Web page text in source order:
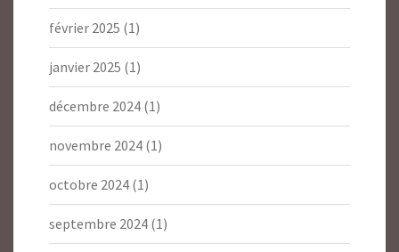
février 2025 (1)
janvier 2025 (1)
décembre 2024 (1)
novembre 2024 (1)
octobre 2024 (1)
septembre 2024 (1)